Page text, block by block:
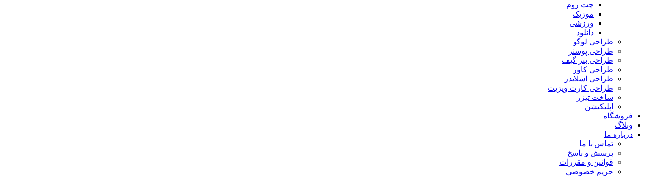
چت روم
موزیک
ورزشی
دانلود
طراحی لوگو
طراحی پوستر
طراحی بنر گیف
طراحی کاور
طراحی اسلایدر
طراحی کارت ویزیت
ساخت تیزر
اپلیکیشن
فروشگاه
وبلاگ
درباره ما
تماس با ما
پرسش و پاسخ
قوانین و مقررات
حریم خصوصی